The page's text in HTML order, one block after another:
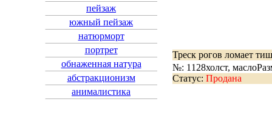
пейзаж
южный пейзаж
натюрморт
портрет
обнаженная натура
абстракционизм
анималистика
Треск рогов ломает
№: 1128холст, масло
Статус: Продана